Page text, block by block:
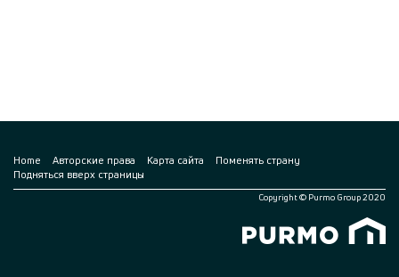
Home Авторские права Карта сайта
Поменять страну
Подняться вверх страницы
Copyright © Purmo Group 2020